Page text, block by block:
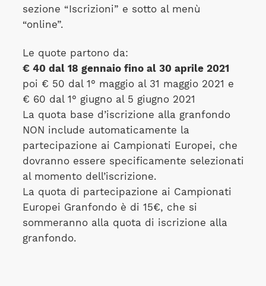
sezione “Iscrizioni” e sotto al menù
“online”.
Le quote partono da:
€ 40 dal 18 gennaio fino al 30 aprile 2021
poi € 50 dal 1° maggio al 31 maggio 2021 e
€ 60 dal 1° giugno al 5 giugno 2021
La quota base d’iscrizione alla granfondo
NON include automaticamente la
partecipazione ai Campionati Europei, che
dovranno essere specificamente selezionati
al momento dell’iscrizione.
La quota di partecipazione ai Campionati
Europei Granfondo è di 15€, che si
sommeranno alla quota di iscrizione alla
granfondo.